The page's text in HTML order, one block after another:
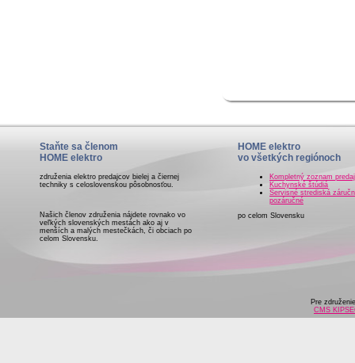
Staňte sa členom
HOME elektro
združenia elektro predajcov bielej a čiernej
techniky s celoslovenskou pôsobnosťou.
Našich členov združenia nájdete rovnako vo
veľkých slovenských mestách ako aj v
menších a malých mestečkách, či obciach po
celom Slovensku.
HOME elektro
vo všetkých regiónoch
Kompletný zoznam
Kuchynské štúdiá
Servisné strediská
pozáručné
po celom Slovensku
Pre
CMS